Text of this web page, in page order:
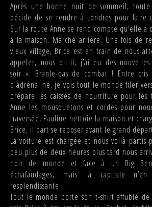
Après une bonne nuit de sommeil, toute
décide de se rendre à Londres pour faire
Sur la route Anne se rend compte qu’elle a
à la maison. Marche arrière. Une fois de
vieux village, Brice est en train de nous
appeler, nous dit-il, j’ai eu des nouvelles
soir ». Branle-bas de combat ! Entre
d'adrénaline, je vois tout le monde filer
prépare les caisses de nourriture pour les
Anne les mousquetons et cordes pour
traversée, Pauline nettoie la maison et
Brice, il part se reposer avant le grand
La voiture est chargée et nous voilà partis
peu plus de deux heures plus tard nous
noir de monde et face à un Big Ben
échafaudages, mais la capitale
resplendissante.
Tout le monde porte son t-shirt affublé de